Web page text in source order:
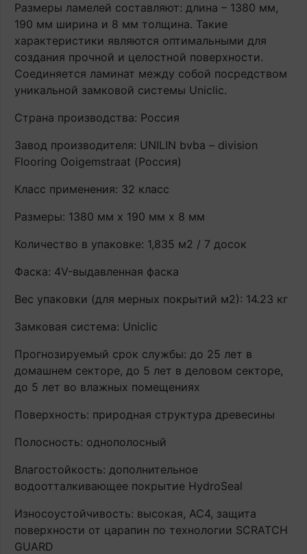
Размеры ламелей составляют: длина – 1380 мм,
190 мм ширина и 8 мм толщина. Такие
характеристики являются оптимальными для
создания прочной и целостной поверхности.
Соединяется ламинат между собой посредством
уникальной замковой системы Uniclic.
Страна производства: Россия
Завод производителя: UNILIN bvba – division
Flooring Ooigemstraat (Россия)
Класс применения: 32 класс
Размеры: 1380 мм х 190 мм х 8 мм
Количество в упаковке: 1,835 м2 / 7 досок
Фаска: 4V-выдавленная фаска
Вес упаковки (для мерных покрытий м2): 14.23 кг
Замковая система: Uniclic
Прогнозируемый срок службы: до 25 лет в
домашнем секторе, до 5 лет в деловом секторе,
до 5 лет во влажных помещениях
Поверхность: природная структура древесины
Полосность: однополосный
Влагостойкость: дополнительное
водоотталкивающее покрытие HydroSeal
Износоустойчивость: высокая, AC4, защита
поверхности от царапин по технологии SCRATCH
GUARD